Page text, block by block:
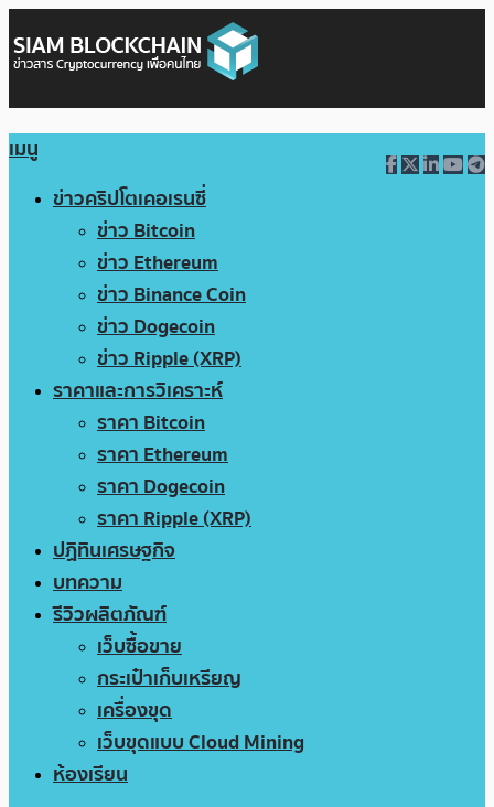
เมนู
ข่าวคริปโตเคอเรนซี่
ข่าว Bitcoin
ข่าว Ethereum
ข่าว Binance Coin
ข่าว Dogecoin
ข่าว Ripple (XRP)
ราคาและการวิเคราะห์
ราคา Bitcoin
ราคา Ethereum
ราคา Dogecoin
ราคา Ripple (XRP)
ปฏิทินเศรษฐกิจ
บทความ
รีวิวผลิตภัณฑ์
เว็บซื้อขาย
กระเป๋าเก็บเหรียญ
เครื่องขุด
เว็บขุดแบบ Cloud Mining
ห้องเรียน